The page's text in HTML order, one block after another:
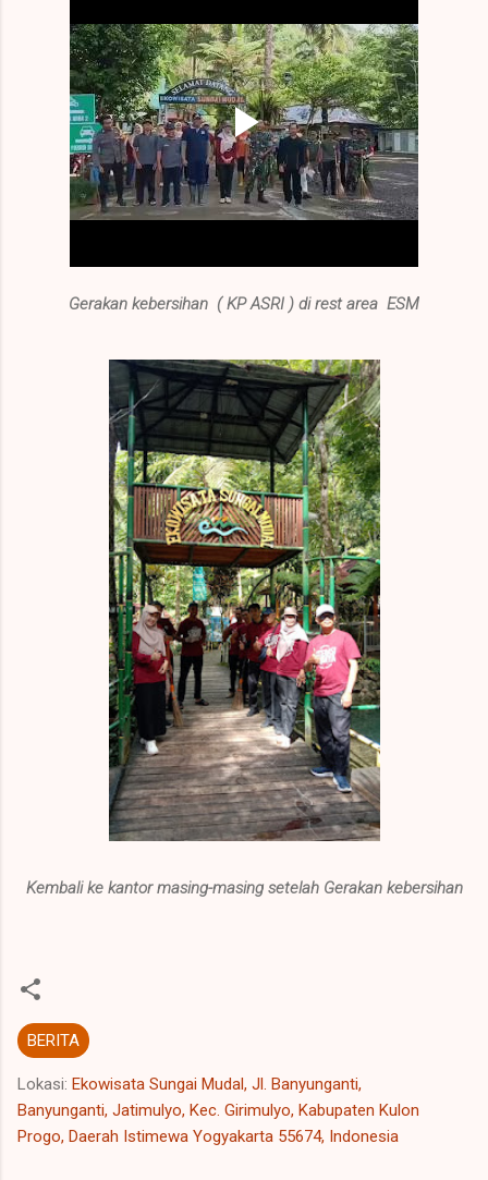
Gerakan kebersihan ( KP ASRI ) di rest area ESM
Kembali ke kantor masing-masing setelah Gerakan kebersihan
BERITA
Lokasi: Ekowisata Sungai Mudal, Jl. Banyunganti,
Banyunganti, Jatimulyo, Kec. Girimulyo, Kabupaten Kulon
Progo, Daerah Istimewa Yogyakarta 55674, Indonesia